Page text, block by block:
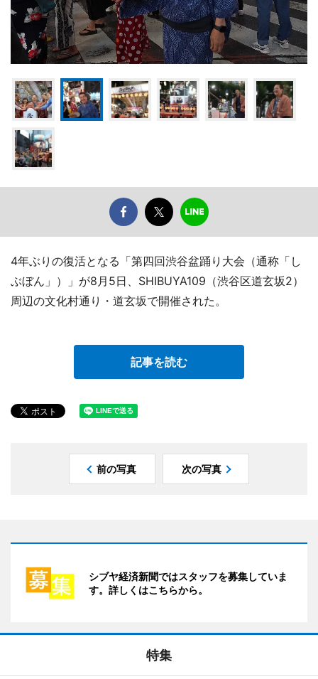
4年ぶりの復活となる「第四回渋谷盆踊り大会（通称「し
ぶぼん」）」が8月5日、SHIBUYA109（渋谷区道玄坂2）
周辺の文化村通り・道玄坂で開催された。
記事を読む
前の写真 次の写真
シブヤ経済新聞ではスタッフを募集していま
す。詳しくはこちらから。
特集